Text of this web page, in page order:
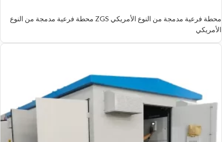
محطة فرعية مدمجة من النوع الأمريكي ZGS محطة فرعية مدمجة من النوع
الأمريكي